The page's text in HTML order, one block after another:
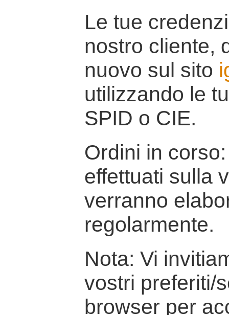
Le tue
nostro cliente,
nuovo sul sito
utilizzando le
SPID o CIE.
Ordini in
effettuati sulla
verranno
regolarmente.
Nota: Vi
vostri preferiti/
browser per